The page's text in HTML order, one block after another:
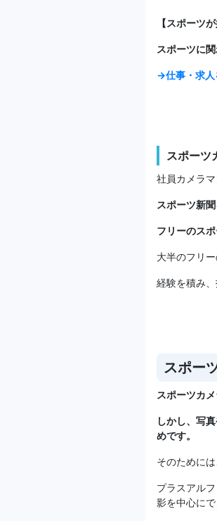
【スポーツ
スポーツに
→仕事・求人
スポーツ
社員カメラ
スポーツ新
フリーのス
大半のフリ
経験を積み
スポー
スポーツカ
しかし、写
めです。
そのために
プラスアル
影を中心に